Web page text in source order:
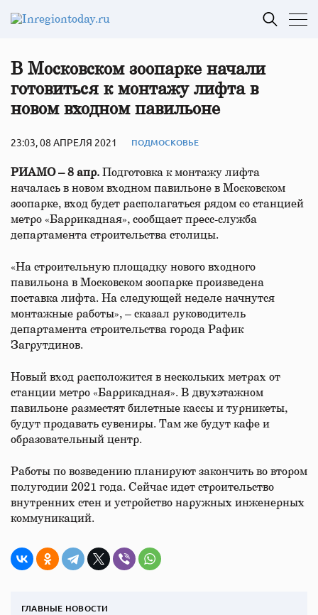
В Московском зоопарке начали
готовиться к монтажу лифта в
новом входном павильоне
23:03, 08 АПРЕЛЯ 2021 ПОДМОСКОВЬЕ
РИАМО – 8 апр.
Подготовка к монтажу лифта
началась в новом входном павильоне в Московском
зоопарке, вход будет располагаться рядом со станцией
метро «Баррикадная», сообщает пресс-служба
департамента строительства столицы.
«На строительную площадку нового входного
павильона в Московском зоопарке произведена
поставка лифта. На следующей неделе начнутся
монтажные работы», – сказал руководитель
департамента строительства города Рафик
Загрутдинов.
Новый вход расположится в нескольких метрах от
станции метро «Баррикадная». В двухэтажном
павильоне разместят билетные кассы и турникеты,
будут продавать сувениры. Там же будут кафе и
образовательный центр.
Работы по возведению планируют закончить во втором
полугодии 2021 года. Сейчас идет строительство
внутренних стен и устройство наружных инженерных
коммуникаций.
ГЛАВНЫЕ НОВОСТИ